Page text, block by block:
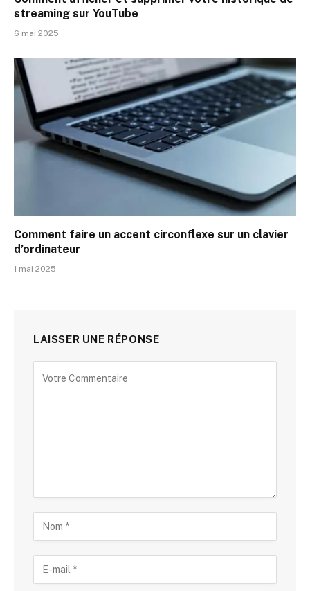
streaming sur YouTube
6 mai 2025
Comment faire un accent circonflexe sur un clavier
d’ordinateur
1 mai 2025
LAISSER UNE RÉPONSE